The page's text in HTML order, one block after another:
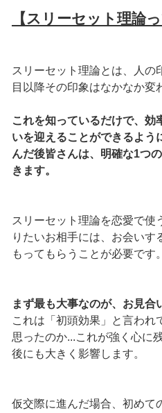
【スリーセット理論
スリーセット理論とは、人の
目以降その印象はなかなか変
これを知っているだけで、効
いを迎えることができるよう
んだ後皆さんは、明確な1つ
きます。
スリーセット理論を恋愛で使
りたいお相手には、お会いす
もってもらうことが必要です。
まず最も大事なのが、お見合
これは「初頭効果」と言われ
思ったのか...これが強く心に
後にも大きく影響します。
仮交際に進んだ場合、初めて